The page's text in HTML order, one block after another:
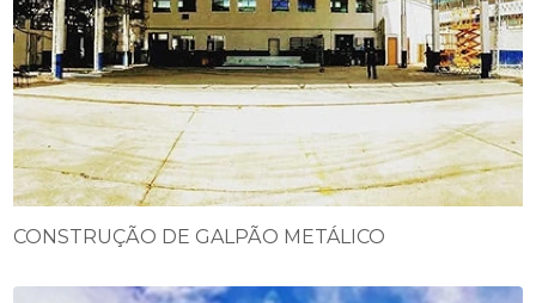
CONSTRUÇÃO DE GALPÃO METÁLICO